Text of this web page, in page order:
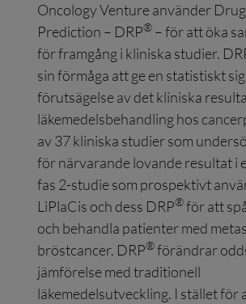
Oncology Venture använder
Prediction – DRP® – för att öka
för framgång i kliniska studier.
sin förmåga att ge en statistiskt
förutsägelse av det kliniska
läkemedelsbehandling hos
av 37 kliniska studier som
för närvarande lovande resultat i
fas 2-studie som prospektivt
LiPlaCis och dess DRP®för att
och behandla patienter med
bröstcancer. DRP®förändrar
jämförelse med traditionell
läkemedelsutveckling. I stället för